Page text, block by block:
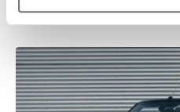
Deze zijn vergelijkbaar